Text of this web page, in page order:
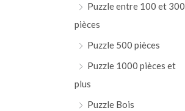
Puzzle entre 100 et 300
pièces
Puzzle 500 pièces
Puzzle 1000 pièces et
plus
Puzzle Bois